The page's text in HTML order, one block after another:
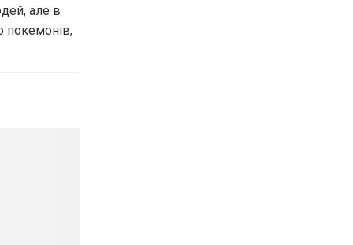
але в
покемонів,